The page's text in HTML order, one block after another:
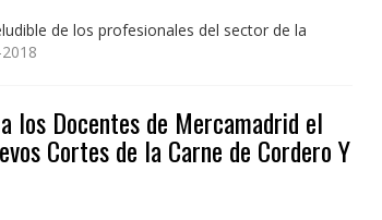
de los profesionales del sector de la
los Docentes de Mercamadrid el
Cortes de la Carne de Cordero Y